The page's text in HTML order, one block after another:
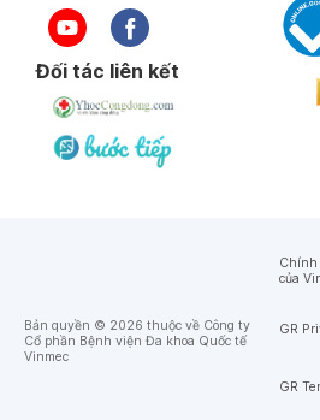
Đối tác liên kết
Bản quyền © 2026 thuộc về Công ty
Cổ phần Bệnh viện Đa khoa Quốc tế
Vinmec
Chính
của
GR
GR